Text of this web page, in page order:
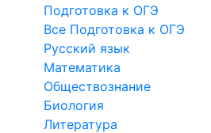
Подготовка к ОГЭ
Все Подготовка к ОГЭ
Русский язык
Математика
Обществознание
Биология
Литература